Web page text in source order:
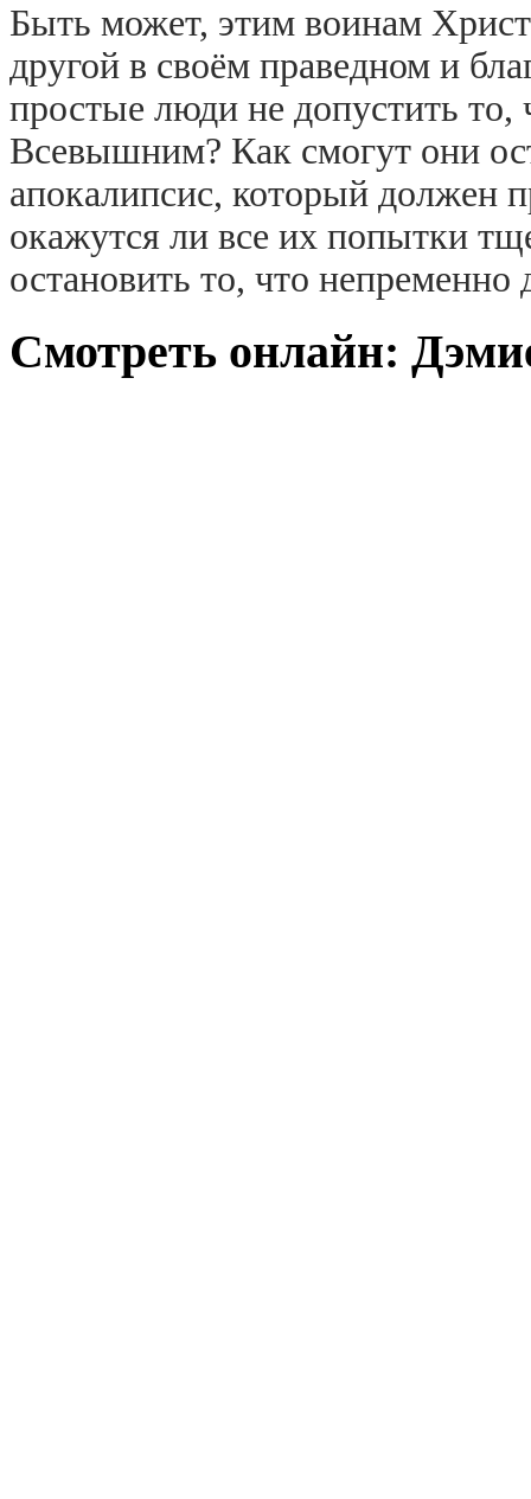
Быть может, этим воинам
другой в своём праведном и
простые люди не допустить то,
Всевышним? Как смогут они
апокалипсис, который должен
окажутся ли все их попытки
остановить то, что
Смотреть онлайн: